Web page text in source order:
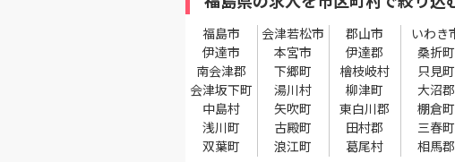
福島市 会津若松市 郡山市 いわき
伊達市
本宮市 伊達郡 桑折町
南会津郡
下郷町 檜枝岐村 只見町
会津坂下町
湯川村 柳津町 大沼郡
中島村
矢吹町 東白川郡 棚倉町
浅川町
古殿町 田村郡 三春町
双葉町
浪江町 葛尾村 相馬郡